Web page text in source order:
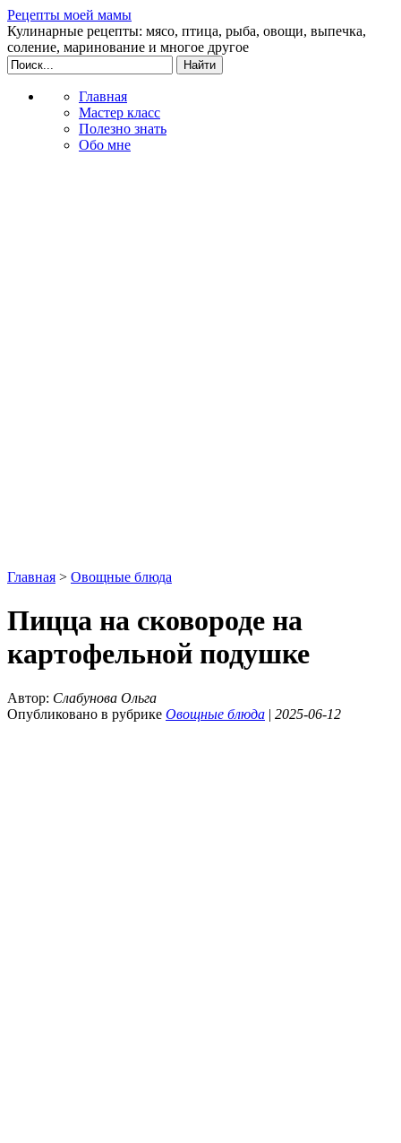
Рецепты моей мамы
Кулинарные рецепты: мясо, птица, рыба, овощи, выпечка,
соление, маринование и многое другое
Главная
Мастер класс
Полезно знать
Обо мне
Главная > Овощные блюда
Пицца на сковороде на
картофельной подушке
Автор: Слабунова Ольга
Опубликовано в рубрике Овощные блюда | 2025-06-12